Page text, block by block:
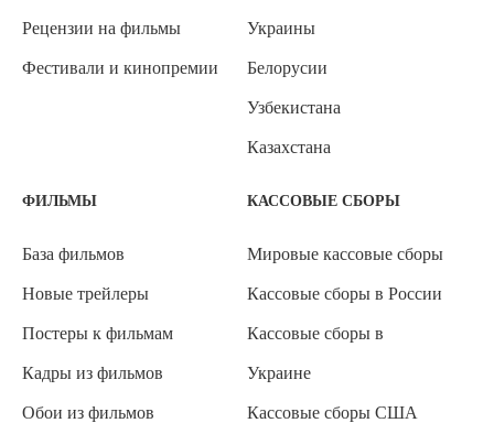
Рецензии на фильмы
Фестивали и кинопремии
Украины
Белорусии
Узбекистана
Казахстана
ФИЛЬМЫ
База фильмов
Новые трейлеры
Постеры к фильмам
Кадры из фильмов
Обои из фильмов
КАССОВЫЕ СБОРЫ
Мировые кассовые сборы
Кассовые сборы в России
Кассовые сборы в
Украине
Кассовые сборы США